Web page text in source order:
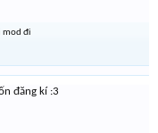
mod đi
đăng kí :3